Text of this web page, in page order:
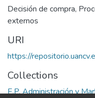
Decisión de compra,
externos
URI
https://
Collections
E.P. Administración y